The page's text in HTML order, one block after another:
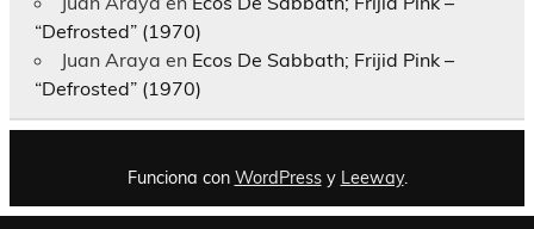
“Defrosted” (1970)
Juan Araya en Ecos De Sabbath; Frijid Pink –
“Defrosted” (1970)
Funciona con WordPressy Leeway.